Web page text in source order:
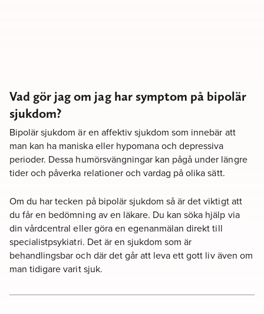
Vad gör jag om jag har symptom på bipolär
sjukdom?
Bipolär sjukdom är en affektiv sjukdom som innebär att
man kan ha maniska eller hypomana och depressiva
perioder. Dessa humörsvängningar kan pågå under längre
tider och påverka relationer och vardag på olika sätt.
Om du har tecken på bipolär sjukdom så är det viktigt att
du får en bedömning av en läkare. Du kan söka hjälp via
din vårdcentral eller göra en egenanmälan direkt till
specialistpsykiatri. Det är en sjukdom som är
behandlingsbar och där det går att leva ett gott liv även om
man tidigare varit sjuk.